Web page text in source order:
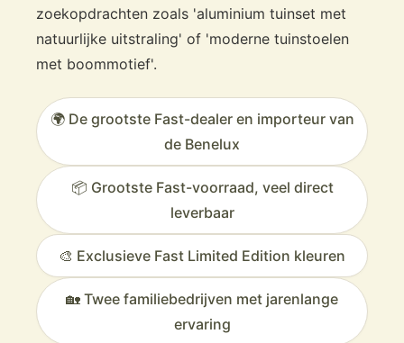
zoekopdrachten zoals 'aluminium tuinset met
natuurlijke uitstraling' of 'moderne tuinstoelen
met boommotief'.
🌍 De grootste Fast-dealer en importeur van
de Benelux
📦 Grootste Fast-voorraad, veel direct
leverbaar
🎨 Exclusieve Fast Limited Edition kleuren
🏡 Twee familiebedrijven met jarenlange
ervaring